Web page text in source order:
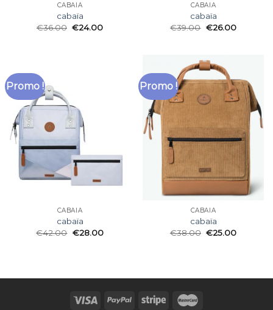
CABAÏA
cabaïa
€36.00 €24.00
CABAÏA
cabaïa
€39.00 €26.00
Promo !
CABAÏA
cabaïa
€42.00 €28.00
Promo !
CABAÏA
cabaïa
€38.00 €25.00